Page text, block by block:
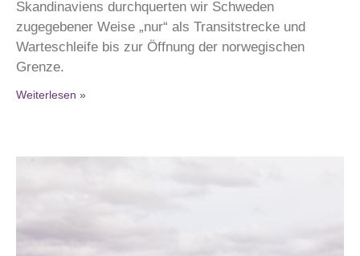
Skandinaviens durchquerten wir Schweden
zugegebener Weise „nur“ als Transitstrecke und
Warteschleife bis zur Öffnung der norwegischen
Grenze.
Weiterlesen »